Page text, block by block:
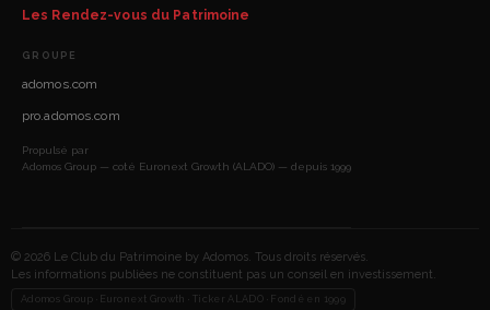
Les Rendez-vous du Patrimoine
GROUPE
adomos.com
pro.adomos.com
Propulsé par
Adomos Group — coté Euronext Growth (ALADO) — depuis 1999
© 2026 Le Club du Patrimoine by Adomos. Tous droits réservés.
Les informations publiées ne constituent pas un conseil en investissement.
Adomos Group · Euronext Growth · Ticker ALADO · Fondé en 1999